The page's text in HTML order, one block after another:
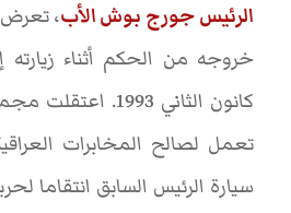
الرئيس جورج بوش الأب، تعرض
خروجه من الحكم أثناء زيارته
كانون الثاني 1993.
تعمل لصالح المخابرات
سيارة الرئيس السابق انتقاما